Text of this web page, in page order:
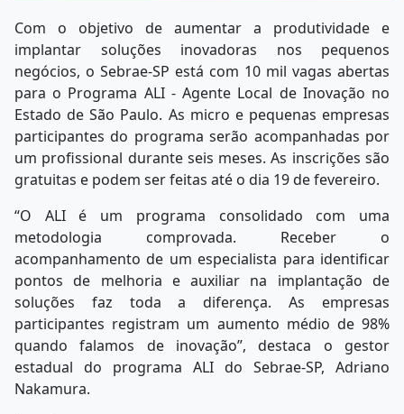
Com o objetivo de aumentar a produtividade e
implantar soluções inovadoras nos pequenos
negócios, o Sebrae-SP está com 10 mil vagas abertas
para o Programa ALI - Agente Local de Inovação no
Estado de São Paulo. As micro e pequenas empresas
participantes do programa serão acompanhadas por
um profissional durante seis meses. As inscrições são
gratuitas e podem ser feitas até o dia 19 de fevereiro.
“O ALI é um programa consolidado com uma
metodologia comprovada. Receber o
acompanhamento de um especialista para identificar
pontos de melhoria e auxiliar na implantação de
soluções faz toda a diferença. As empresas
participantes registram um aumento médio de 98%
quando falamos de inovação”, destaca o gestor
estadual do programa ALI do Sebrae-SP, Adriano
Nakamura.